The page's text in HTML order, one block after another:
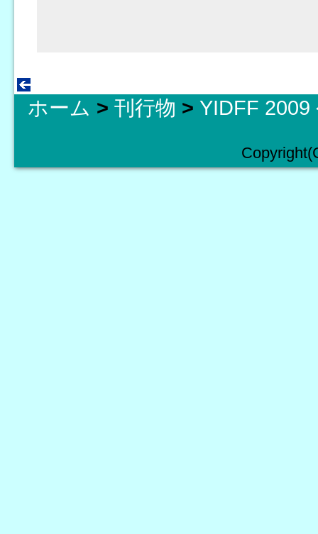
ホーム > 刊行物 > YIDFF